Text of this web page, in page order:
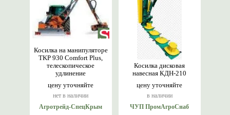
цену уточняйте
нет в наличии
Косилка на манипуляторе
TKP 930 Comfort Plus,
телескопическое
удлинение
Агротрейд-СпецКрым
цену уточняйте
в наличии
Косилка дисковая
навесная КДН-210
ЧУП ПромАгроСнаб